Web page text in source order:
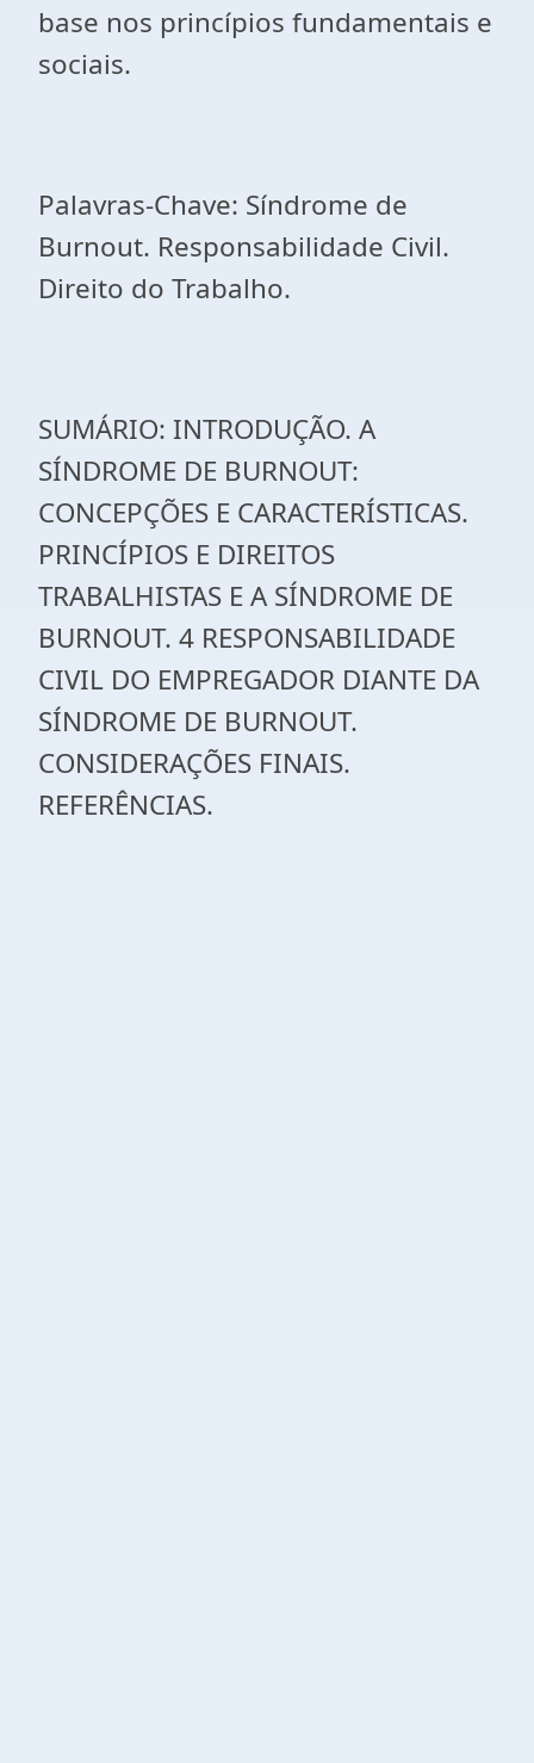
base nos princípios fundamentais e
sociais.
Palavras-Chave: Síndrome de
Burnout. Responsabilidade Civil.
Direito do Trabalho.
SUMÁRIO: INTRODUÇÃO. A
SÍNDROME DE BURNOUT:
CONCEPÇÕES E CARACTERÍSTICAS.
PRINCÍPIOS E DIREITOS
TRABALHISTAS E A SÍNDROME DE
BURNOUT. 4 RESPONSABILIDADE
CIVIL DO EMPREGADOR DIANTE DA
SÍNDROME DE BURNOUT.
CONSIDERAÇÕES FINAIS.
REFERÊNCIAS.